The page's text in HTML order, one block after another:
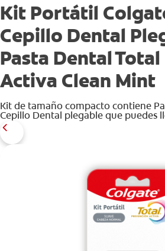
Kit Portátil
Cepillo Dental
Pasta Dental
Activa Clean Mint
Kit de tamaño compacto contiene
Cepillo Dental plegable que puedes